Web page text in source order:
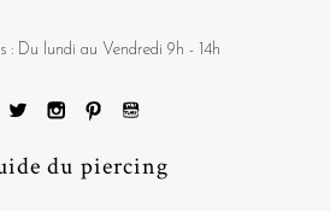
: Du lundi au Vendredi 9h - 14h
du piercing